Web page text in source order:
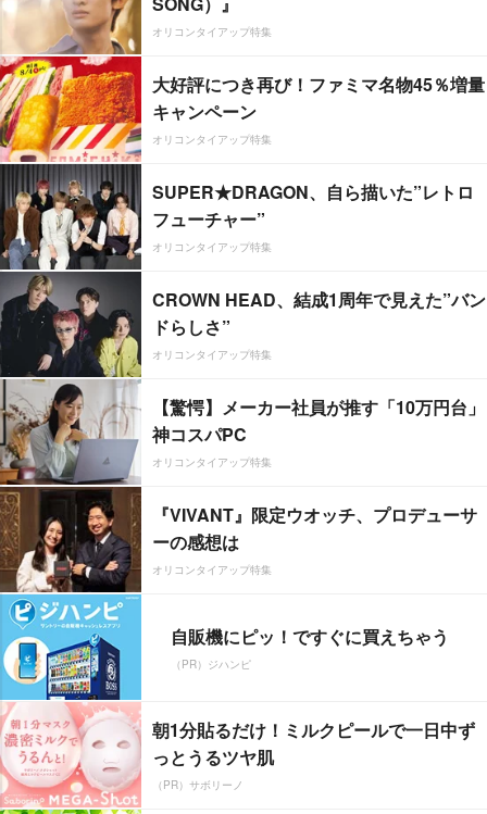
オリコンタイアップ特集
大好評につき再び！ファミマ名物45％増量
キャンペーン
オリコンタイアップ特集
SUPER★DRAGON、自ら描いた”レトロ
フューチャー”
オリコンタイアップ特集
CROWN HEAD、結成1周年で見えた”バン
ドらしさ”
オリコンタイアップ特集
【驚愕】メーカー社員が推す「10万円台」
神コスパPC
オリコンタイアップ特集
『VIVANT』限定ウオッチ、プロデューサ
ーの感想は
オリコンタイアップ特集
自販機にピッ！ですぐに買えちゃう
（PR）ジハンピ
朝1分貼るだけ！ミルクピールで一日中ず
っとうるツヤ肌
（PR）サボリーノ